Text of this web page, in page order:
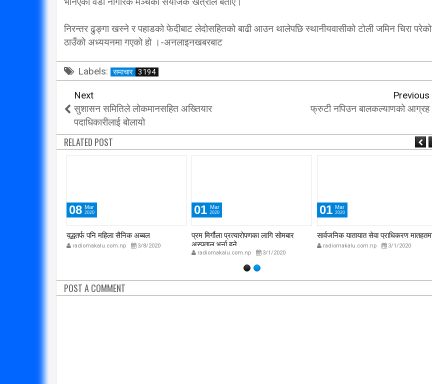
निरन्तर ढुङ्गा खस्ने र पहाडको फेदीबाट लेदोसहितको बाढी आउन थालेपछि स्थानीयवासीको टोली जमिन चिरा परेको
ठाउँको अध्ययनमा गएको हो ।-अनलाइनखबरबाट
Labels: समाचार 3194
Next
सुशासन समितिले लोकमानसहित अख्तियार
पदाधिकारीलाई बोलायो
Previous
फ्रुटी नपिउन बालकल्याणको आग्रह
RELATED POST
01 Mar
2020
प्रम मिर्गौला प्रत्यारोपणका लागि सोमबार
अस्पताल भर्ना हुने
01 Mar
2020
सार्वजनिक यातायात सेवा प्राधिकरण मातहतमा
radiomakalu.com.np
30 Jul
2020
हतियार र सुनचाँदी फ्याँकेर भागेको घटना
शङ्कास्पद
POST A COMMENT